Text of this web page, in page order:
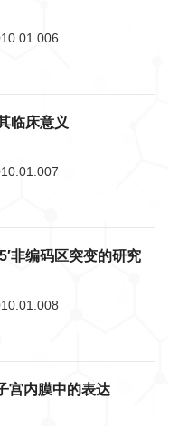
临床意义
非编码区突变的研究
宫内膜中的表达